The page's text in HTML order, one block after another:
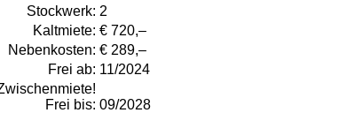
Stockwerk: 2
Kaltmiete: € 720,–
Nebenkosten: € 289,–
Frei ab: 11/2024
Frei bis: 09/2028